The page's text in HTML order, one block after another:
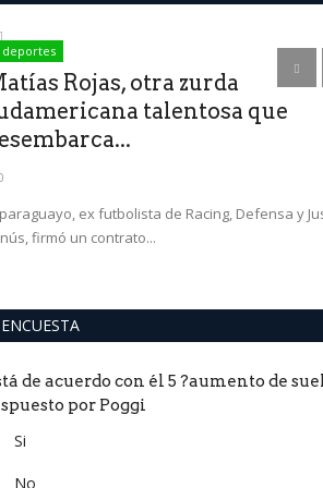
deportes
Rojas, otra zurda
talentosa que
ex futbolista de Racing, Defensa y
firmó un contrato...
ENCUESTA
de acuerdo con él 5 ?aumento de
por Poggi
Si
No